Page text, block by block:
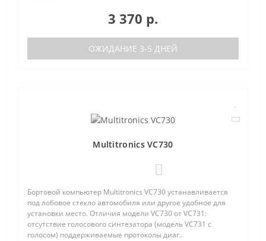
3 370 р.
ОЖИДАНИЕ 3-5 ДНЕЙ
Multitronics VC730
Бортовой компьютер Multitronics VC730 устанавливается
под лобовое стекло автомобиля или другое удобное для
установки место. Отличия модели VC730 от VC731:
отсутствие голосового синтезатора (модель VC731 с
голосом) поддерживаемые протоколы диаг..